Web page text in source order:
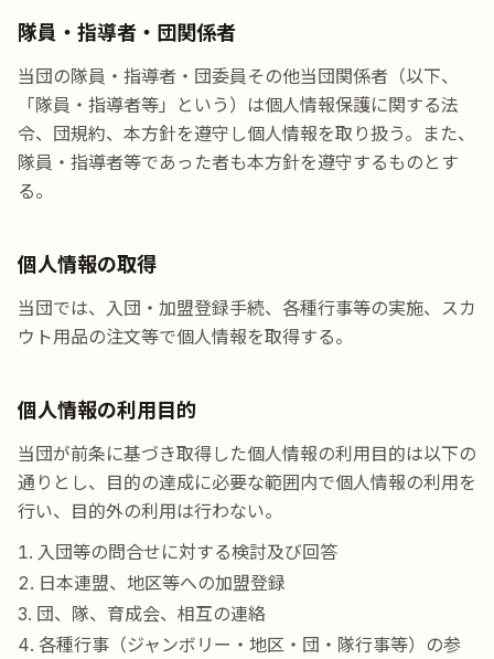
隊員・指導者・団関係者
当団の隊員・指導者・団委員その他当団関係者（以下、
「隊員・指導者等」という）は個人情報保護に関する法
令、団規約、本方針を遵守し個人情報を取り扱う。また、
隊員・指導者等であった者も本方針を遵守するものとす
る。
個人情報の取得
当団では、入団・加盟登録手続、各種行事等の実施、スカ
ウト用品の注文等で個人情報を取得する。
個人情報の利用目的
当団が前条に基づき取得した個人情報の利用目的は以下の
通りとし、目的の達成に必要な範囲内で個人情報の利用を
行い、目的外の利用は行わない。
入団等の問合せに対する検討及び回答
日本連盟、地区等への加盟登録
団、隊、育成会、相互の連絡
各種行事（ジャンボリー・地区・団・隊行事等）の参